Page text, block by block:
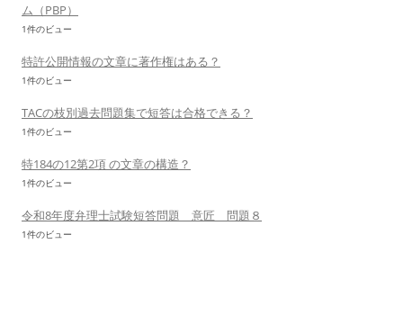
ム（PBP）
1件のビュー
特許公開情報の文章に著作権はある？
1件のビュー
TACの枝別過去問題集で短答は合格できる？
1件のビュー
特184の12第2項 の文章の構造？
1件のビュー
令和8年度弁理士試験短答問題 意匠 問題８
1件のビュー